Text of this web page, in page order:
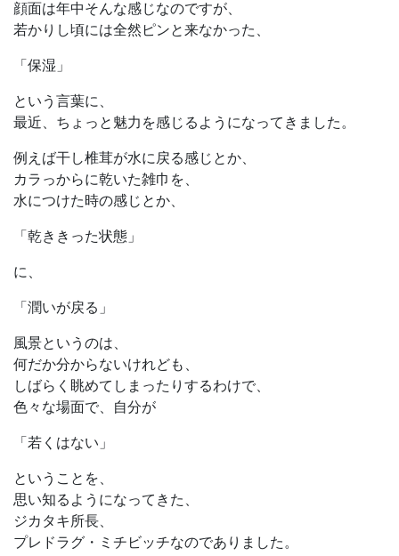
顔面は年中そんな感じなのですが、
若かりし頃には全然ピンと来なかった、
「保湿」
という言葉に、
最近、ちょっと魅力を感じるようになってきました。
例えば干し椎茸が水に戻る感じとか、
カラっからに乾いた雑巾を、
水につけた時の感じとか、
「乾ききった状態」
に、
「潤いが戻る」
風景というのは、
何だか分からないけれども、
しばらく眺めてしまったりするわけで、
色々な場面で、自分が
「若くはない」
ということを、
思い知るようになってきた、
ジカタキ所長、
プレドラグ・ミチビッチなのでありました。